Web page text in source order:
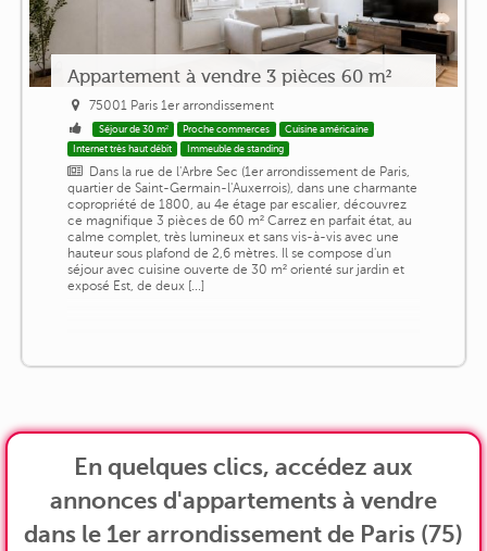
Appartement à vendre 3 pièces 60 m²
75001 Paris 1er arrondissement
Séjour de 30 m² Proche commerces
Cuisine américaine
Internet très haut débit
Immeuble de standing
Dans la rue de l'Arbre Sec (1er arrondissement de Paris,
quartier de Saint-Germain-l'Auxerrois), dans une charmante
copropriété de 1800, au 4e étage par escalier, découvrez
ce magnifique 3 pièces de 60 m² Carrez en parfait état, au
calme complet, très lumineux et sans vis-à-vis avec une
hauteur sous plafond de 2,6 mètres. Il se compose d'un
séjour avec cuisine ouverte de 30 m² orienté sur jardin et
exposé Est, de deux [...]
En quelques clics, accédez aux
annonces d'appartements à vendre
dans le 1er arrondissement de Paris (75)